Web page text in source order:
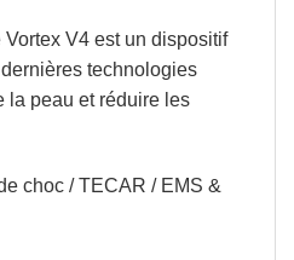
V4est un dispositif
technologies
la peau et réduire les
choc / TECAR / EMS &